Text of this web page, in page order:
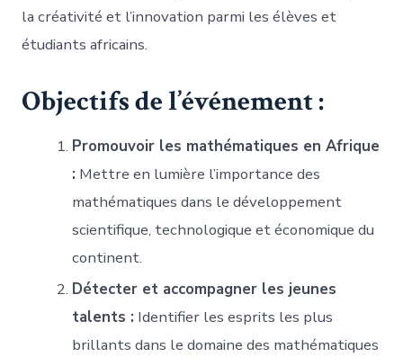
la créativité et l’innovation parmi les élèves et
étudiants africains.
Objectifs de l’événement :
Promouvoir les mathématiques en Afrique
: Mettre en lumière l’importance des
mathématiques dans le développement
scientifique, technologique et économique du
continent.
Détecter et accompagner les jeunes
talents : Identifier les esprits les plus
brillants dans le domaine des mathématiques